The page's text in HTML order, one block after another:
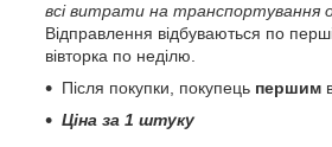
всі витрати на транспортування
Відправлення відбуваються по
вівторка по неділю.
Після покупки, покупець першим
Ціна за 1 штуку